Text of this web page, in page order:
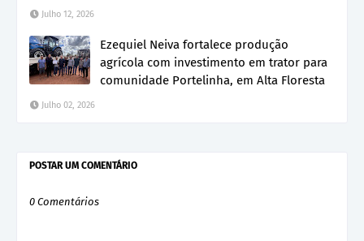
Julho 12, 2026
Ezequiel Neiva fortalece produção
agrícola com investimento em trator para
comunidade Portelinha, em Alta Floresta
Julho 02, 2026
POSTAR UM COMENTÁRIO
0 Comentários